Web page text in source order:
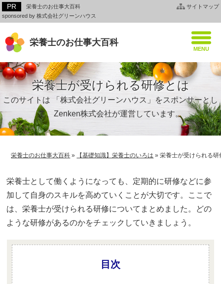
栄養士のお仕事大百科
sponsored by 株式会社グリーンハウス
サイトマップ
栄養士のお仕事大百科
栄養士が受けられる研修とは
このサイトは 「株式会社グリーンハウス」をスポンサーとし
て、Zenken株式会社が運営しています。
栄養士のお仕事大百科 » 【基礎知識】栄養士のいろは »栄養士が受けられる研
栄養士として働くようになっても、定期的に研修などに参
加して自身のスキルを高めていくことが大切です。ここで
は、栄養士が受けられる研修についてまとめました。どの
ような研修があるのかをチェックしていきましょう。
目次